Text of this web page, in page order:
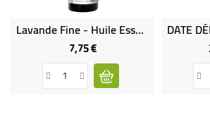
Lavande Fine - Huile Essentielle Bio & Équitable
7,75 €Prix